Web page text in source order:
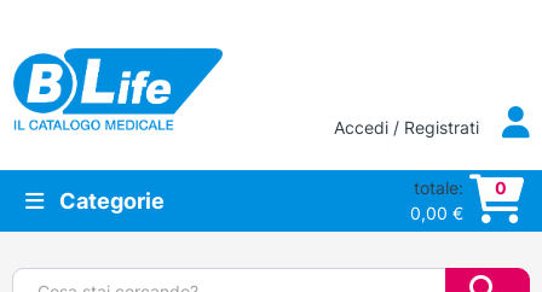
Vai al contenuto principale
Accedi / Registrati
Categorie
totale:
0,00 €
0
Cerca: